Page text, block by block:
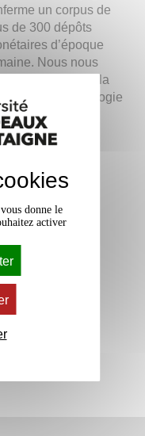
un corpus de
de 300 dépôts
d’époque
Nous nous
ici sur la
la typologie
contextes
OK
donne le
activer